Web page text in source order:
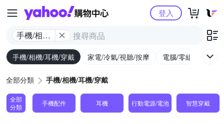
Yahoo購物中心
手機/相機/
耳機/穿戴
登入
手機/相機/耳機/穿戴 家電/冷氣/視聽/按摩 電腦/零組件/週邊/
全部分類 手機/相機/耳機/穿戴
全部
分類
手機配件 耳機 行動電源/電池 智慧穿戴